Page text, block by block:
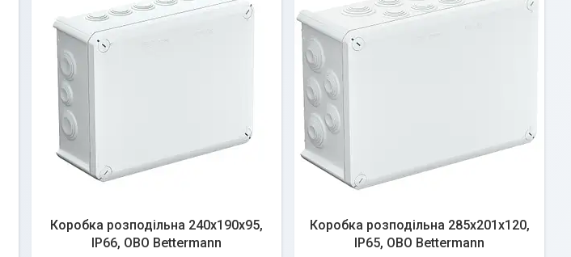
Коробка розподільна 240х190х95,
ІР66, OBO Bettermann
Коробка розподільна 285х201х120,
IP65, OBO Bettermann